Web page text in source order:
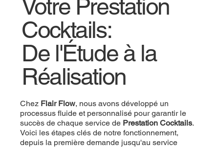
Votre Prestation
Cocktails:
De l'Étude à la
Réalisation
Chez Flair Flow, nous avons développé un
processus fluide et personnalisé pour garantir le
succès de chaque service de Prestation Cocktails.
Voici les étapes clés de notre fonctionnement,
depuis la première demande jusqu'au service